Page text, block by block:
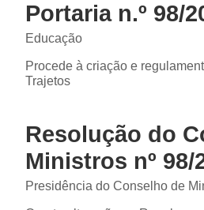
Portaria n.º 98/
Educação
Procede à criação e
Trajetos
Resolução do
Ministros nº 98/
Presidência do Conselho de